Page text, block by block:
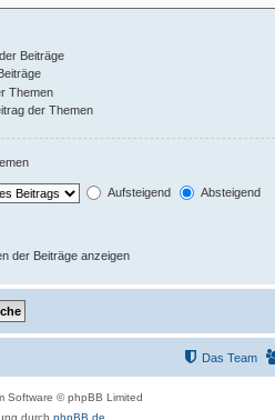
Beiträge
Themen
der Themen
Aufsteigend Absteigend
der Beiträge anzeigen
Das Team
Software © phpBB Limited
durch phpBB.de